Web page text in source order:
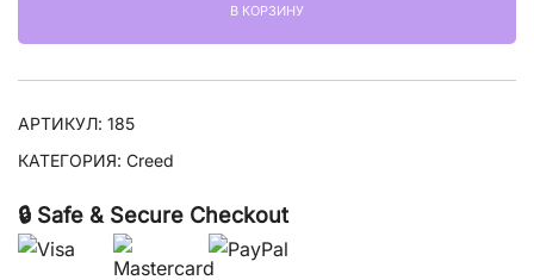
Vetiver
В КОРЗИНУ
АРТИКУЛ: 185
КАТЕГОРИЯ: Creed
🔒 Safe & Secure Checkout